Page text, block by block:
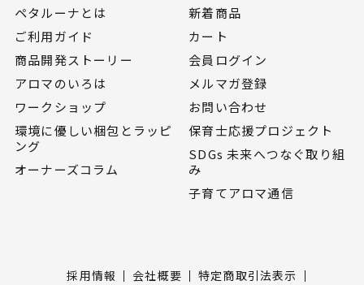
ペタルーナとは
ご利用ガイド
商品開発ストーリー
アロマのいろは
ワークショップ
環境に優しい梱包とラッピ
ング
オーナーズコラム
新着商品
カート
会員ログイン
メルマガ登録
お問い合わせ
保育士応援プロジェクト
SDGs 未来へつなぐ取り組
み
子育てアロマ通信
採用情報 会社概要 特定商取引法表示